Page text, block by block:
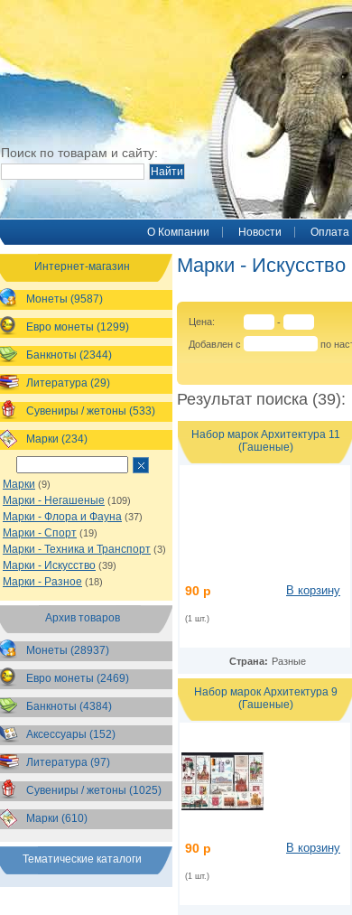
Поиск по товарам и сайту:
O Компании Новости Оплата
Интернет-магазин
Монеты (9587)
Евро монеты (1299)
Банкноты (2344)
Литература (29)
Сувениры / жетоны (533)
Марки (234)
Марки (9)
Марки - Негашеные (109)
Марки - Флора и Фауна (37)
Марки - Спорт (19)
Марки - Техника и Транспорт (3)
Марки - Искусство (39)
Марки - Разное (18)
Архив товаров
Монеты (28937)
Евро монеты (2469)
Банкноты (4384)
Аксессуары (152)
Литература (97)
Сувениры / жетоны (1025)
Марки (610)
Тематические каталоги
Марки - Искусство
Цена: -
Добавлен с по
Результат поиска (39):
Набор марок Архитектура 11
(Гашеные)
90 р
(1 шт.)
В корзину
Страна: Разные
Набор марок Архитектура 9
(Гашеные)
90 р
(1 шт.)
В корзину